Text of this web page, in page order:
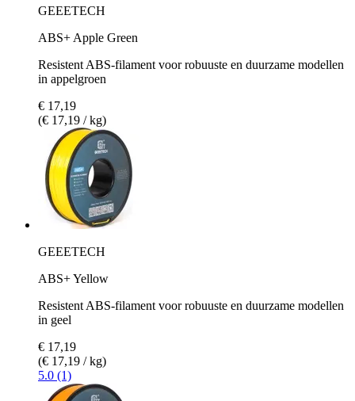
GEEETECH
ABS+ Apple Green
Resistent ABS-filament voor robuuste en duurzame modellen
in appelgroen
€ 17,19
(€ 17,19 / kg)
GEEETECH
ABS+ Yellow
Resistent ABS-filament voor robuuste en duurzame modellen
in geel
€ 17,19
(€ 17,19 / kg)
5.0 (1)